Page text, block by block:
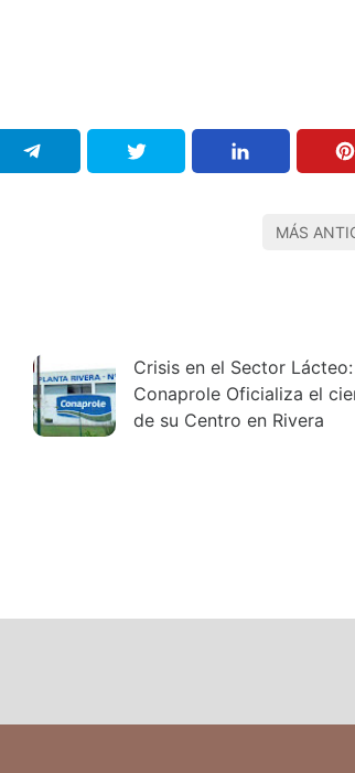
MÁS
Crisis en el Sector Lácteo:
Conaprole Oficializa el
de su Centro en Rivera